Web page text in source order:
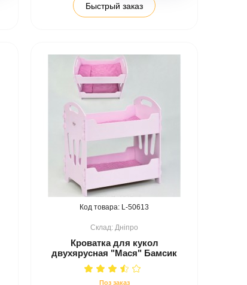
Быстрый заказ
50613
Дніпро
Кроватка для кукол
двухярусная "Мася" Бамсик